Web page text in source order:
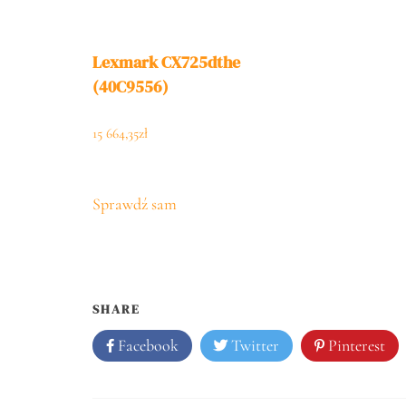
Lexmark CX725dthe
(40C9556)
15 664,35zł
Sprawdź sam
SHARE
Facebook Twitter Pinterest